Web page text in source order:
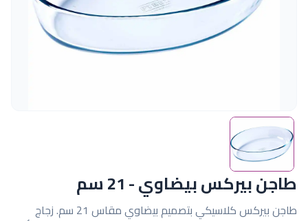
طاجن بيركس بيضاوي - 21 سم
طاجن بيركس كلاسيكي بتصميم بيضاوي مقاس 21 سم. زجاج